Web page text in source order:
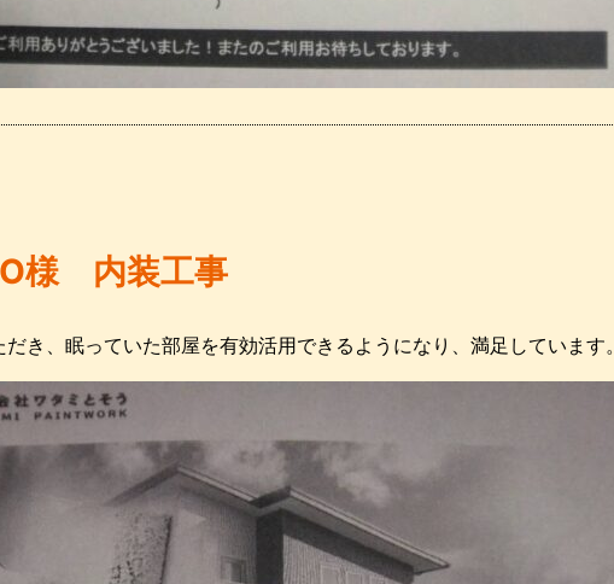
様 内装工事
き、眠っていた部屋を有効活用できるようになり、満足しています。